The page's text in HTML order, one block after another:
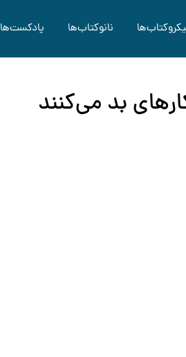
نانوکتاب‌ها پادکست‌ها
بد می‌کنند